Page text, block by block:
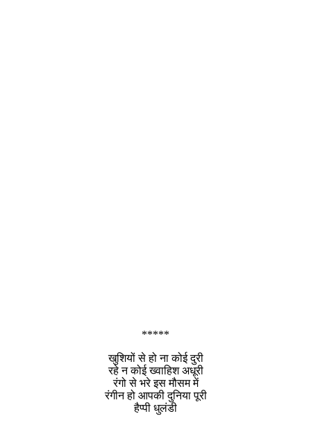
*****
खुशियों से हो ना कोई दुरी
रहे न कोई ख्वाहिश अधूरी
रंगो से भरे इस मौसम में
रंगीन हो आपकी दुनिया पूरी
हैप्पी धुलंडी